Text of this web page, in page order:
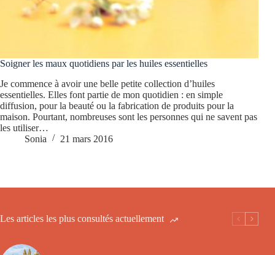
Soigner les maux quotidiens par les huiles essentielles
Je commence à avoir une belle petite collection d’huiles
essentielles. Elles font partie de mon quotidien : en simple
diffusion, pour la beauté ou la fabrication de produits pour la
maison. Pourtant, nombreuses sont les personnes qui ne savent pas
les utiliser…
Sonia
21 mars 2016
Les articles les plus consultés actuellement